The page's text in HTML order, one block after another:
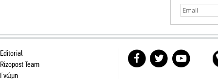
Editorial
Rizopost Team
Γνώμη